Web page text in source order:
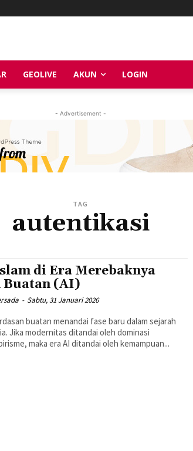
GEOLIVE AKUN LOGIN
- Advertisement -
TAG
autentikasi
di Era Merebaknya
Buatan (AI)
- Sabtu, 31 Januari 2026
buatan menandai fase baru dalam sejarah
Jika modernitas ditandai oleh dominasi
maka era AI ditandai oleh kemampuan...